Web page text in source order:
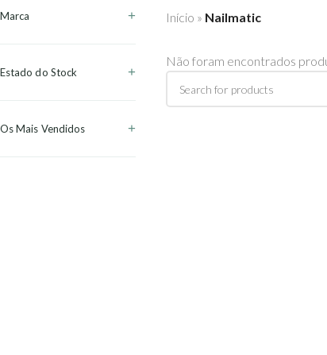
Marca
Estado do Stock
Os Mais Vendidos
Início » Nailmatic
Não foram encontrados